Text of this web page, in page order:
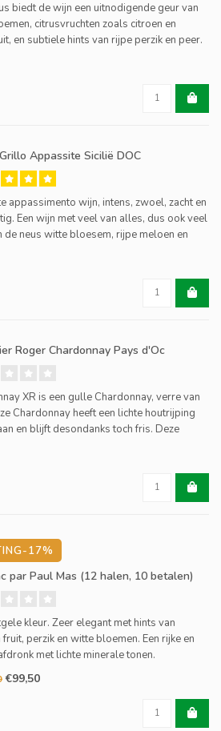
biedt de wijn een uitnodigende geur van
citrusvruchten zoals citroen en
en subtiele hints van rijpe perzik en peer.
Appassite Sicilië DOC
appassimento wijn, intens, zwoel, zacht en
Een wijn met veel van alles, dus ook veel
de neus witte bloesem, rijpe meloen en
In de smaak zwoelzacht, rijpe vruchten en
om het op te frissen.
Roger Chardonnay Pays d'Oc
XR is een gulle Chardonnay, verre van
Chardonnay heeft een lichte houtrijping
en blijft desondanks toch fris. Deze
XR Chardonnay Xavier Roger is zacht en
met boterachtige noten en grapefruit
17%
par Paul Mas (12 halen, 10 betalen)
kleur. Zeer elegant met hints van
perzik en witte bloemen. Een rijke en
met lichte minerale tonen.
€99,50